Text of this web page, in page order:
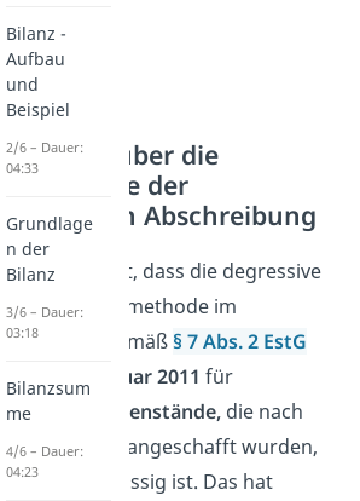
Übersicht über die
Höchstsätze der
degressiven Abschreibung
Ganz wichtig ist, dass die degressive
Abschreibungsmethode im
Steuerrecht
gemäß§ 7 Abs. 2 EstG
seit dem
1. Januar 2011 für
Vermögensgegenstände, die nach
diesem Datum angeschafft wurden,
nicht mehr zulässig ist. Das hat
Bilanz -
Aufbau
und
Beispiel
2/6 – Dauer:
04:33
Grundlage
n der
Bilanz
3/6 – Dauer:
03:18
Bilanzsum
me
4/6 – Dauer:
04:23